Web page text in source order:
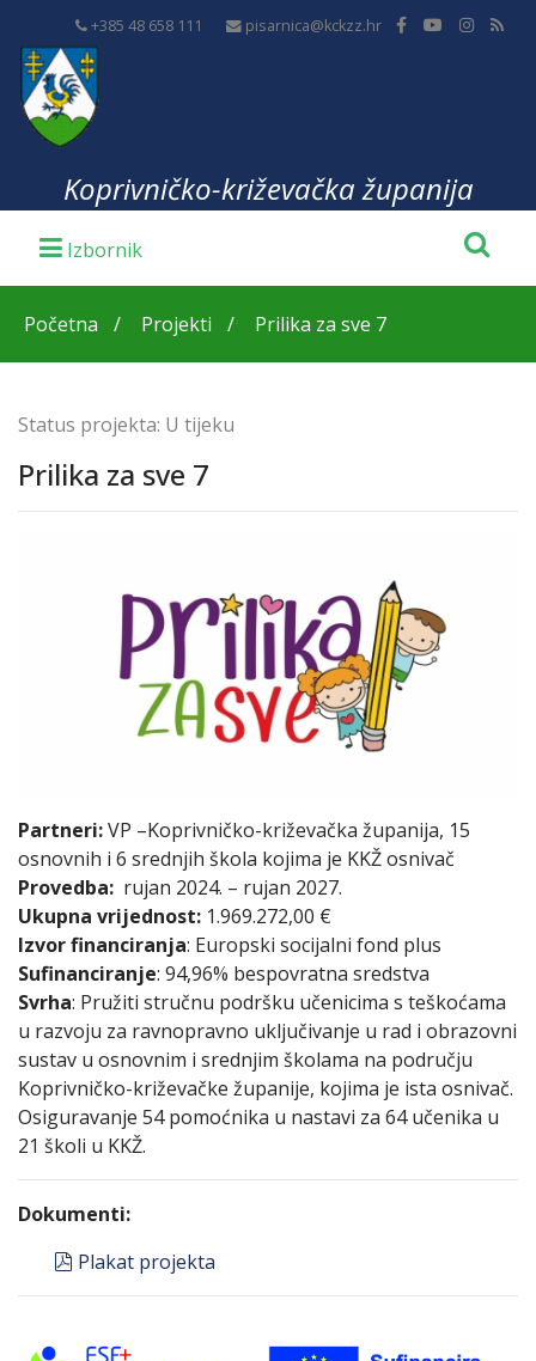
+385 48 658 111 pisarnica@kckzz.hr
Koprivničko-križevačka županija
Početna Projekti Prilika za sve 7
Status projekta: U tijeku
Prilika za sve 7
Partneri:VP –Koprivničko-križevačka županija, 15
osnovnih i 6 srednjih škola kojima je KKŽ osnivač
Provedba: rujan 2024. – rujan 2027.
Ukupna vrijednost: 1.969.272,00 €
Izvor financiranja: Europski socijalni fond plus
Sufinanciranje: 94,96% bespovratna sredstva
Svrha: Pružiti stručnu podršku učenicima s teškoćama
u razvoju za ravnopravno uključivanje u rad i obrazovni
sustav u osnovnim i srednjim školama na području
Koprivničko-križevačke županije, kojima je ista osnivač.
Osiguravanje 54 pomoćnika u nastavi za 64 učenika u
21 školi u KKŽ.
Dokumenti:
pdf
Plakat projekta